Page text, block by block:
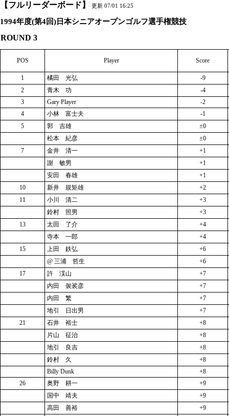
【フルリーダーボード】 更新 07/01 16:25
1994年度(第4回)日本シニアオープンゴルフ選手権競技
ROUND 3
POS Player Score
1 橘田 光弘
-9
2
青木 功
-4
3
Gary Player
-2
4
小林 富士夫
-1
5
郭 吉雄
±0
松本 紀彦
±0
7
金井 清一
+1
謝 敏男
+1
安田 春雄
+1
10
新井 規矩雄
+2
11
小川 清二
+3
鈴村 照男
+3
13
太田 了介
+4
寺本 一郎
+4
15
上田 鉄弘
+6
@ 三浦 哲生
+6
17
許 渓山
+7
内田 袈裟彦
+7
内田 繁
+7
地引 日出男
+7
21
石井 裕士
+8
片山 征治
+8
地引 良吉
+8
鈴村 久
+8
Billy Dunk
+8
26
奥野 耕一
+9
国中 靖夫
+9
高田 善裕
+9